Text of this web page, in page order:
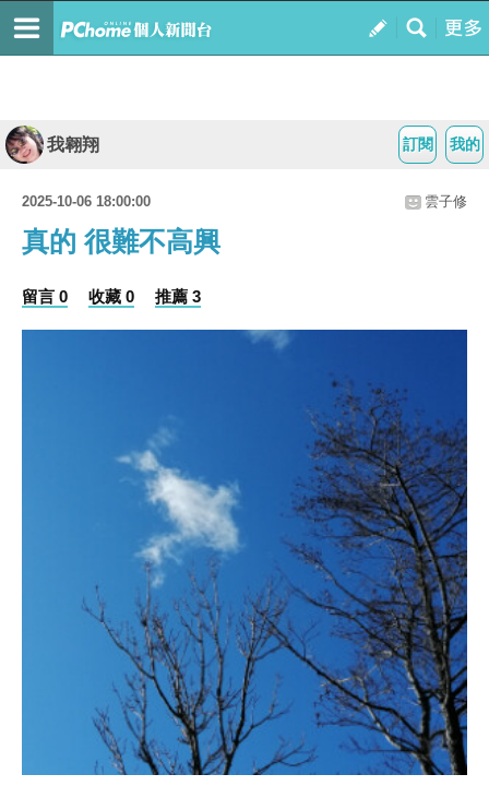
我的
訂閱
我翱翔
2025-10-06 18:00:00 雲子修
真的 很難不高興
留言 0 收藏 0 推薦 3